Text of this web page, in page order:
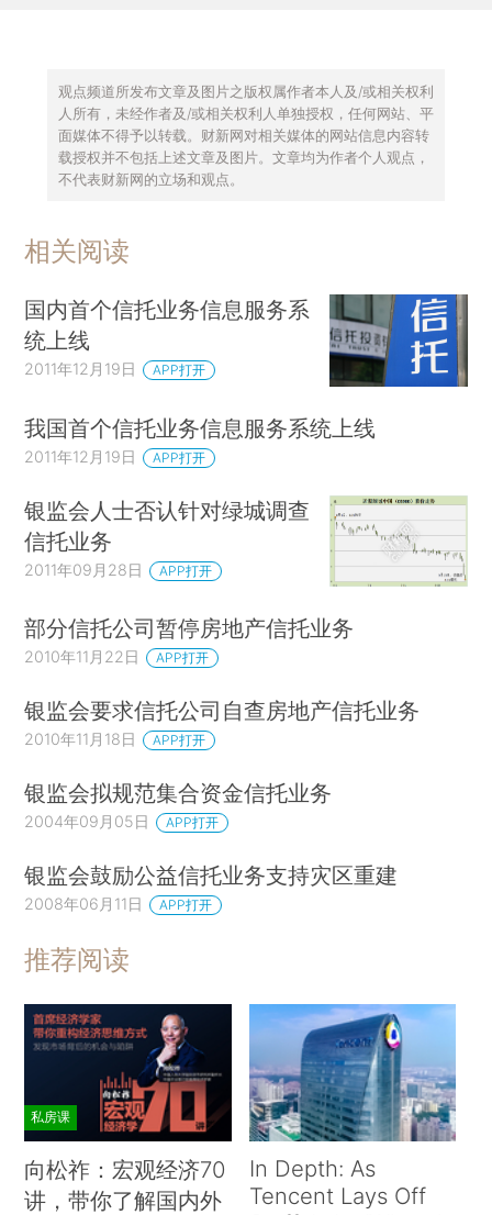
观点频道所发布文章及图片之版权属作者本人及/或相关权利
人所有，未经作者及/或相关权利人单独授权，任何网站、平
面媒体不得予以转载。财新网对相关媒体的网站信息内容转
载授权并不包括上述文章及图片。文章均为作者个人观点，
不代表财新网的立场和观点。
相关阅读
国内首个信托业务信息服务系
统上线
2011年12月19日 APP打开
我国首个信托业务信息服务系统上线
2011年12月19日 APP打开
银监会人士否认针对绿城调查
信托业务
2011年09月28日 APP打开
部分信托公司暂停房地产信托业务
2010年11月22日 APP打开
银监会要求信托公司自查房地产信托业务
2010年11月18日 APP打开
银监会拟规范集合资金信托业务
2004年09月05日 APP打开
银监会鼓励公益信托业务支持灾区重建
2008年06月11日 APP打开
推荐阅读
私房课
向松祚：宏观经济70
讲，带你了解国内外
In Depth: As
Tencent Lays Off